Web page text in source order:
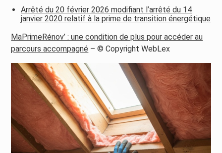
Arrêté du 20 février 2026 modifiant l’arrêté du 14
janvier 2020 relatif à la prime de transition énergétique
MaPrimeRénov’ : une condition de plus pour accéder au
parcours accompagné – © Copyright WebLex